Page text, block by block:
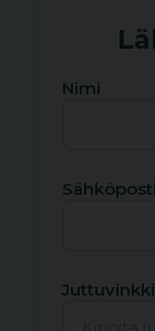
Nimi
Sähköposti
Juttuvinkki